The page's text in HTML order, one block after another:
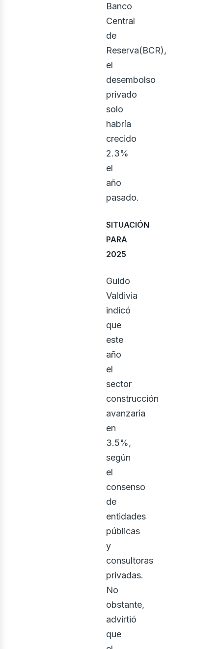
Banco
Central
de
Reserva(BCR),
el
desembolso
privado
solo
habría
crecido
2.3%
el
año
pasado.
SITUACIÓN
PARA
2025
Guido
Valdivia
indicó
que
este
año
el
sector
construcción
avanzaría
en
3.5%,
según
el
consenso
de
entidades
públicas
y
consultoras
privadas.
No
obstante,
advirtió
que